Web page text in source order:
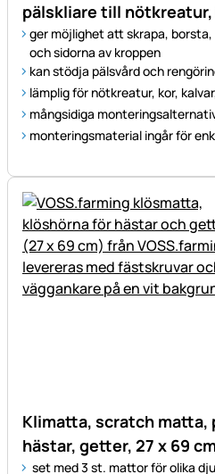
pälskliare till
ger möjlighet att skrapa,
och sidorna av kroppen
kan stödja pälsvård och
lämplig för nötkreatur, kor,
mångsidiga
monteringsmaterial ingår för
Klimatta, scratch matta,
hästar, getter, 27 x 69
set med 3 st. mattor för olika